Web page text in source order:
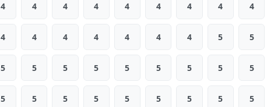
4 4 4 4 4 4 4 4 4
4 4 4 4 4 4 4 5 5
5 5 5 5 5 5 5 5 5
5 5 5 5 5 5 5 5 5